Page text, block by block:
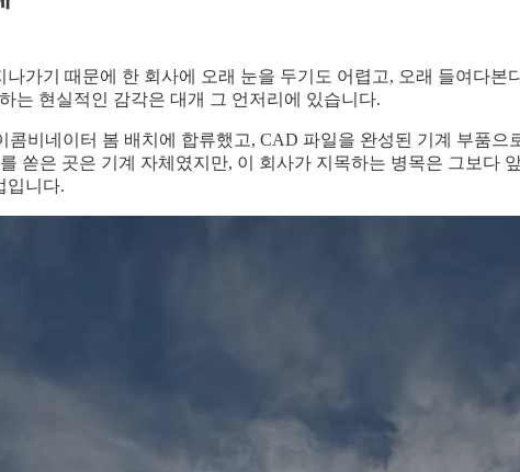
가기 때문에 한 회사에 오래 눈을 두기도 어렵고, 오래 들여다본
는 현실적인 감각은 대개 그 언저리에 있습니다.
콤비네이터 봄 배치에 합류했고, CAD 파일을 완성된 기계 부품
쏟은 곳은 기계 자체였지만, 이 회사가 지목하는 병목은 그보다
입니다.